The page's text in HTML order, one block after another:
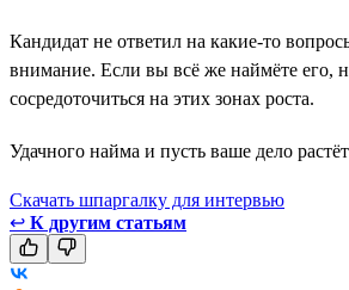
Кандидат не ответил на какие-то
внимание. Если вы всё же наймёте его,
сосредоточиться на этих зонах роста.
Удачного найма и пусть ваше дело
Скачать шпаргалку для интервью
↩ К другим статьям